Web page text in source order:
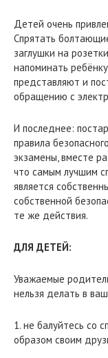
Детей очень
Спрятать
заглушки на
напоминать
представляют и
обращению с
И последнее:
правила
экзамены, вместе
что самым лучшим
является
собственной
те же действия.
ДЛЯ ДЕТЕЙ:
Уважаемые
нельзя делать в
1. не балуйтесь со
образом своим